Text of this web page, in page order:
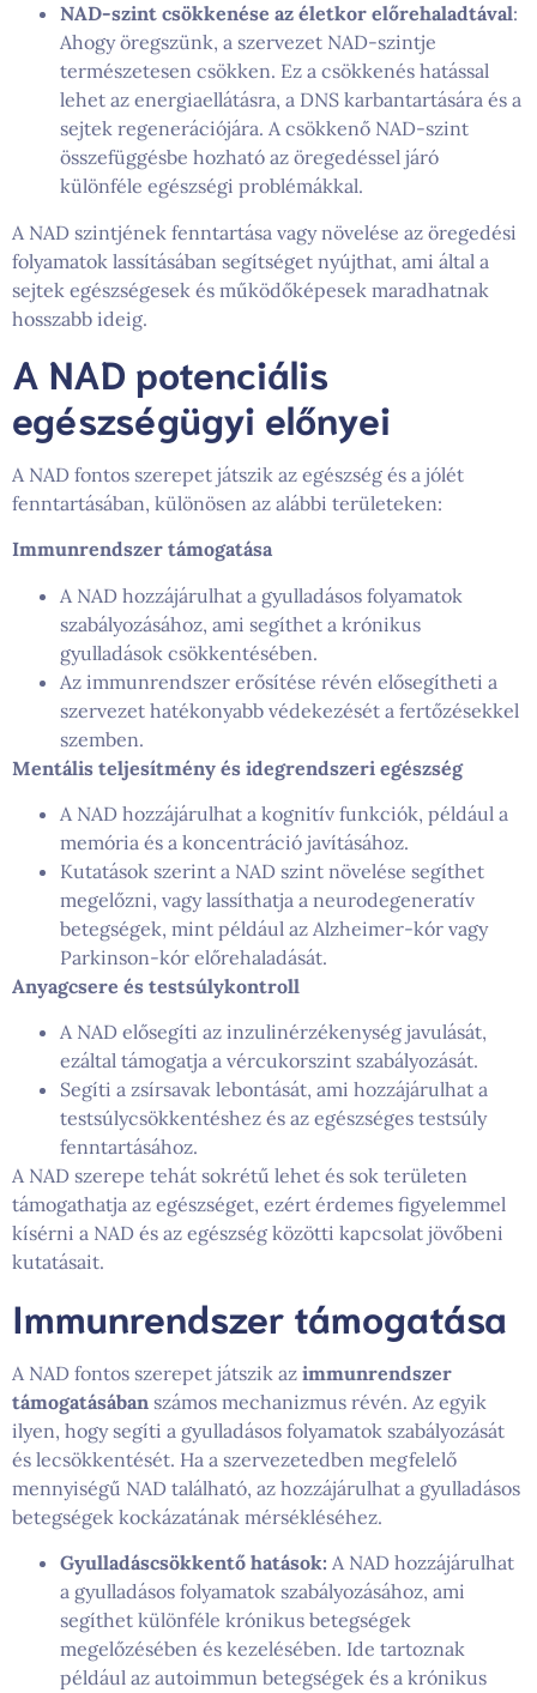
NAD-szint csökkenése az életkor előrehaladtával:
Ahogy öregszünk, a szervezet NAD-szintje
természetesen csökken. Ez a csökkenés hatással
lehet az energiaellátásra, a DNS karbantartására és a
sejtek regenerációjára. A csökkenő NAD-szint
összefüggésbe hozható az öregedéssel járó
különféle egészségi problémákkal.
A NAD szintjének fenntartása vagy növelése az öregedési
folyamatok lassításában segítséget nyújthat, ami által a
sejtek egészségesek és működőképesek maradhatnak
hosszabb ideig.
A NAD potenciális
egészségügyi előnyei
A NAD fontos szerepet játszik az egészség és a jólét
fenntartásában, különösen az alábbi területeken:
Immunrendszer támogatása
A NAD hozzájárulhat a gyulladásos folyamatok
szabályozásához, ami segíthet a krónikus
gyulladások csökkentésében.
Az immunrendszer erősítése révén elősegítheti a
szervezet hatékonyabb védekezését a fertőzésekkel
szemben.
Mentális teljesítmény és idegrendszeri egészség
A NAD hozzájárulhat a kognitív funkciók, például a
memória és a koncentráció javításához.
Kutatások szerint a NAD szint növelése segíthet
megelőzni, vagy lassíthatja a neurodegeneratív
betegségek, mint például az Alzheimer-kór vagy
Parkinson-kór előrehaladását.
Anyagcsere és testsúlykontroll
A NAD elősegíti az inzulinérzékenység javulását,
ezáltal támogatja a vércukorszint szabályozását.
Segíti a zsírsavak lebontását, ami hozzájárulhat a
testsúlycsökkentéshez és az egészséges testsúly
fenntartásához.
A NAD szerepe tehát sokrétű lehet és sok területen
támogathatja az egészséget, ezért érdemes figyelemmel
kísérni a NAD és az egészség közötti kapcsolat jövőbeni
kutatásait.
Immunrendszer támogatása
A NAD fontos szerepet játszik az immunrendszer
támogatásában számos mechanizmus révén. Az egyik
ilyen, hogy segíti a gyulladásos folyamatok szabályozását
és lecsökkentését. Ha a szervezetedben megfelelő
mennyiségű NAD található, az hozzájárulhat a gyulladásos
betegségek kockázatának mérsékléséhez.
Gyulladáscsökkentő hatások: A NAD hozzájárulhat
a gyulladásos folyamatok szabályozásához, ami
segíthet különféle krónikus betegségek
megelőzésében és kezelésében. Ide tartoznak
például az autoimmun betegségek és a krónikus